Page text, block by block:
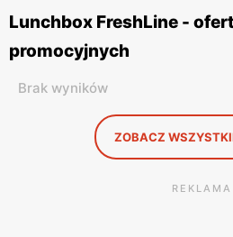
Lunchbox FreshLine -
promocyjnych
Brak wyników
ZOBACZ
REKLAMA